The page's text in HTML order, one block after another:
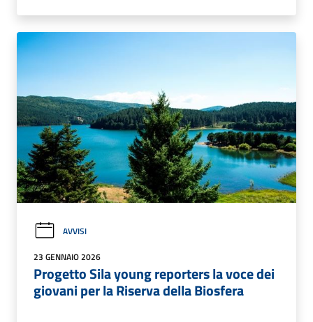
AVVISI
23 GENNAIO 2026
Progetto Sila young reporters la voce dei
giovani per la Riserva della Biosfera